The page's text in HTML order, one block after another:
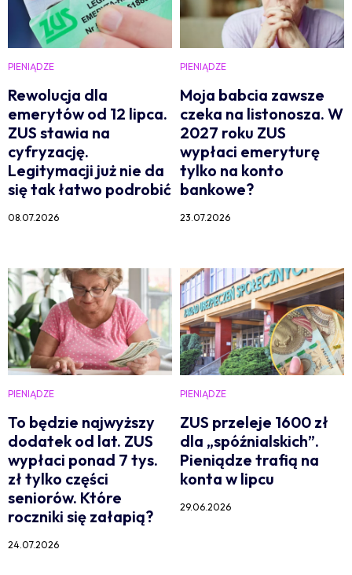
PIENIĄDZE
Rewolucja dla
emerytów od 12 lipca.
ZUS stawia na
cyfryzację.
Legitymacji już nie da
się tak łatwo podrobić
08.07.2026
PIENIĄDZE
Moja babcia zawsze
czeka na listonosza. W
2027 roku ZUS
wypłaci emeryturę
tylko na konto
bankowe?
23.07.2026
PIENIĄDZE
To będzie najwyższy
dodatek od lat. ZUS
wypłaci ponad 7 tys.
zł tylko części
seniorów. Które
roczniki się załapią?
24.07.2026
PIENIĄDZE
ZUS przeleje 1600 zł
dla „spóźnialskich”.
Pieniądze trafią na
konta w lipcu
29.06.2026